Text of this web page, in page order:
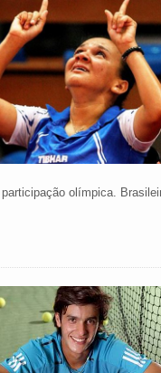
olímpica.